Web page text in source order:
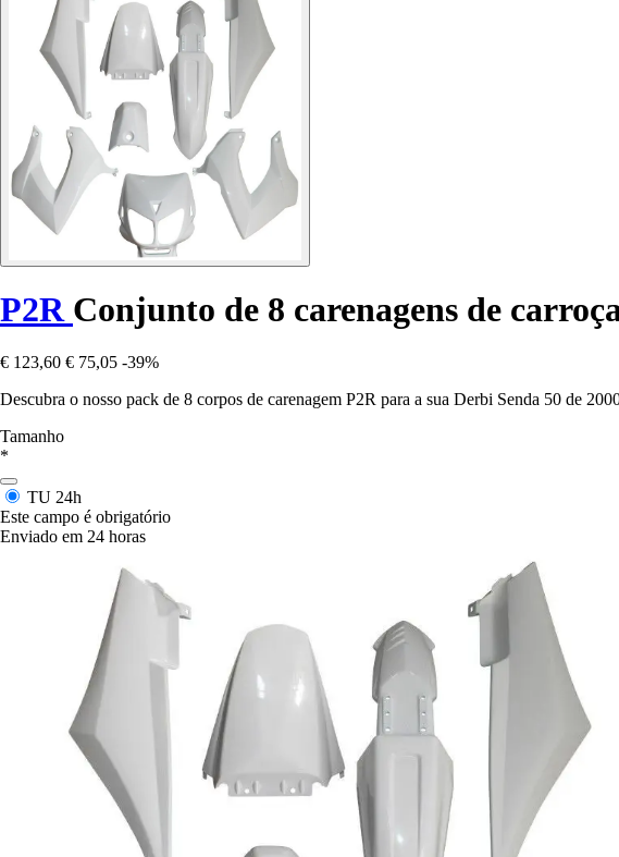
P2R Conjunto de 8 carenagens de
€ 123,60 € 75,05 -39%
Descubra o nosso pack de 8 corpos de carenagem P2R para a sua Derbi Senda 50 de
Tamanho
*
TU 24h
Este campo é obrigatório
Enviado em 24 horas